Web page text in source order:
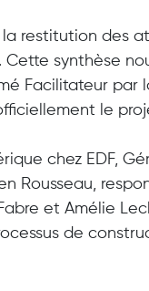
la restitution des
Cette synthèse
Facilitateur par
le
chez EDF,
Rousseau,
et Amélie
de